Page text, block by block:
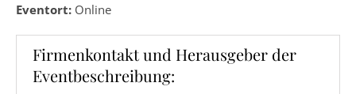
Eventort: Online
Firmenkontakt und Herausgeber der
Eventbeschreibung: